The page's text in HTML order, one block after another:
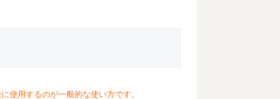
使用するのが一般的な使い方です。